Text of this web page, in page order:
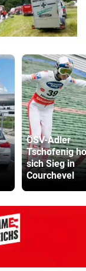
ÖSV-Adler
Tschofenig
sich Sieg in
Courchevel